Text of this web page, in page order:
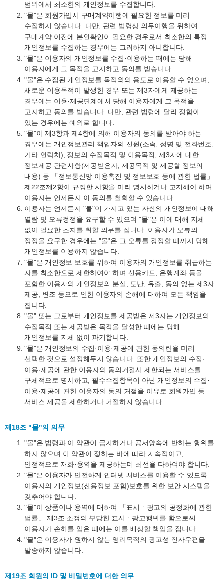
범위에서 최소한의 개인정보를 수집합니다.
"몰"은 회원가입시 구매계약이행에 필요한 정보를 미리
수집하지 않습니다. 다만, 관련 법령상 의무이행을 위하여
구매계약 이전에 본인확인이 필요한 경우로서 최소한의 특정
개인정보를 수집하는 경우에는 그러하지 아니합니다.
"몰"은 이용자의 개인정보를 수집·이용하는 때에는 당해
이용자에게 그 목적을 고지하고 동의를 받습니다.
"몰"은 수집된 개인정보를 목적외의 용도로 이용할 수 없으며,
새로운 이용목적이 발생한 경우 또는 제3자에게 제공하는
경우에는 이용·제공단계에서 당해 이용자에게 그 목적을
고지하고 동의를 받습니다. 다만, 관련 법령에 달리 정함이
있는 경우에는 예외로 합니다.
"몰"이 제3항과 제4항에 의해 이용자의 동의를 받아야 하는
경우에는 개인정보관리 책임자의 신원(소속, 성명 및 전화번호,
기타 연락처), 정보의 수집목적 및 이용목적, 제3자에 대한
정보제공 관련사항(제공받은자, 제공목적 및 제공할 정보의
내용) 등 「정보통신망 이용촉진 및 정보보호 등에 관한 법률」
제22조제2항이 규정한 사항을 미리 명시하거나 고지해야 하며
이용자는 언제든지 이 동의를 철회할 수 있습니다.
이용자는 언제든지 "몰"이 가지고 있는 자신의 개인정보에 대해
열람 및 오류정정을 요구할 수 있으며 "몰"은 이에 대해 지체
없이 필요한 조치를 취할 의무를 집니다. 이용자가 오류의
정정을 요구한 경우에는 "몰"은 그 오류를 정정할 때까지 당해
개인정보를 이용하지 않습니다.
"몰"은 개인정보 보호를 위하여 이용자의 개인정보를 취급하는
자를 최소한으로 제한하여야 하며 신용카드, 은행계좌 등을
포함한 이용자의 개인정보의 분실, 도난, 유출, 동의 없는 제3자
제공, 변조 등으로 인한 이용자의 손해에 대하여 모든 책임을
집니다.
"몰" 또는 그로부터 개인정보를 제공받은 제3자는 개인정보의
수집목적 또는 제공받은 목적을 달성한 때에는 당해
개인정보를 지체 없이 파기합니다.
"몰"은 개인정보의 수집·이용·제공에 관한 동의란을 미리
선택한 것으로 설정해두지 않습니다. 또한 개인정보의 수집·
이용·제공에 관한 이용자의 동의거절시 제한되는 서비스를
구체적으로 명시하고, 필수수집항목이 아닌 개인정보의 수집·
이용·제공에 관한 이용자의 동의 거절을 이유로 회원가입 등
서비스 제공을 제한하거나 거절하지 않습니다.
제18조 "몰"의 의무
"몰"은 법령과 이 약관이 금지하거나 공서양속에 반하는 행위를
하지 않으며 이 약관이 정하는 바에 따라 지속적이고,
안정적으로 재화·용역을 제공하는데 최선을 다하여야 합니다.
"몰"은 이용자가 안전하게 인터넷 서비스를 이용할 수 있도록
이용자의 개인정보(신용정보 포함)보호를 위한 보안 시스템을
갖추어야 합니다.
"몰"이 상품이나 용역에 대하여 「표시ㆍ광고의 공정화에 관한
법률」 제3조 소정의 부당한 표시ㆍ광고행위를 함으로써
이용자가 손해를 입은 때에는 이를 배상할 책임을 집니다.
"몰"은 이용자가 원하지 않는 영리목적의 광고성 전자우편을
발송하지 않습니다.
제19조 회원의 ID 및 비밀번호에 대한 의무